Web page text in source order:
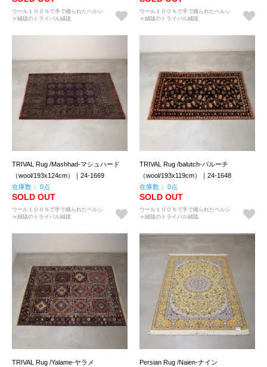
ウール１００％で手で織られたペルシ
ャ絨毯のトライバル絨毯
ウール１００％で手で織られたペルシ
ャ絨毯のトライバル絨毯
TRIVAL Rug /Mashhad-マシュハード
（wool/193x124cm）｜24-1669
在庫数： 0点
SOLD OUT
ウール１００％で手で織られたペルシ
ャ絨毯のトライバル絨毯
TRIVAL Rug /balutch-バルーチ
（wool/193x119cm）｜24-1648
在庫数： 0点
SOLD OUT
ウール１００％で手で織られたペルシ
ャ絨毯のトライバル絨毯
TRIVAL Rug /Yalame-ヤラメ
Persian Rug /Naien-ナイン